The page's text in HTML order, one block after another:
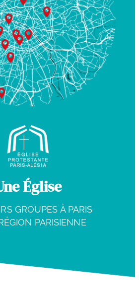
Église
GROUPES À PARIS
PARISIENNE